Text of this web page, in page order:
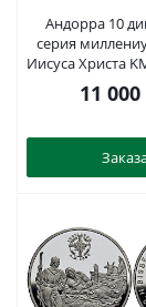
Андорра 10
серия
Иисуса Христа
PROOF
11 000